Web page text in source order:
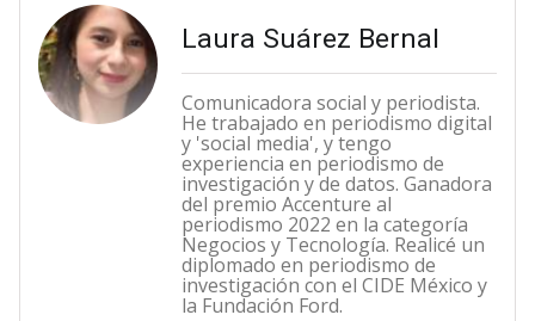
Laura Suárez Bernal
Comunicadora social y periodista.
He trabajado en periodismo digital
y 'social media', y tengo
experiencia en periodismo de
investigación y de datos. Ganadora
del premio Accenture al
periodismo 2022 en la categoría
Negocios y Tecnología. Realicé un
diplomado en periodismo de
investigación con el CIDE México y
la Fundación Ford.